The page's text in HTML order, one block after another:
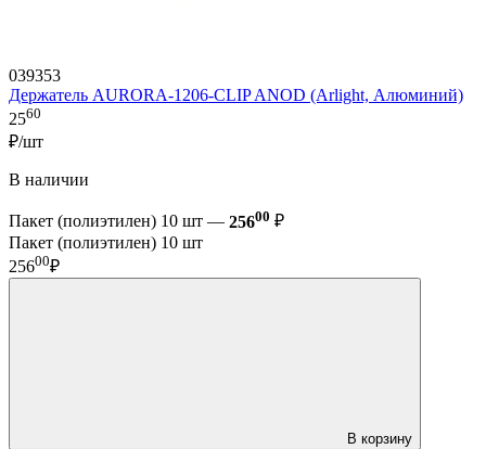
039353
Держатель AURORA-1206-CLIP ANOD (Arlight, Алюминий)
2560
₽/шт
В наличии
Пакет (полиэтилен) 10 шт — 25600 ₽
Пакет (полиэтилен) 10 шт
25600₽
В корзину